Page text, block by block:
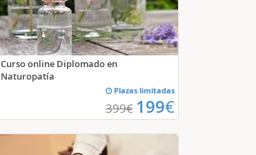
Curso online Diplomado en
Naturopatía
Plazas limitadas
399€ 199€